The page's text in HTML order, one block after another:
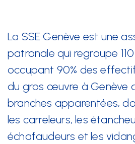
La SSE Genève est une
patronale qui regroupe
occupant 90% des
du gros œuvre à Genève
branches apparentées,
les carreleurs, les
échafaudeurs et les